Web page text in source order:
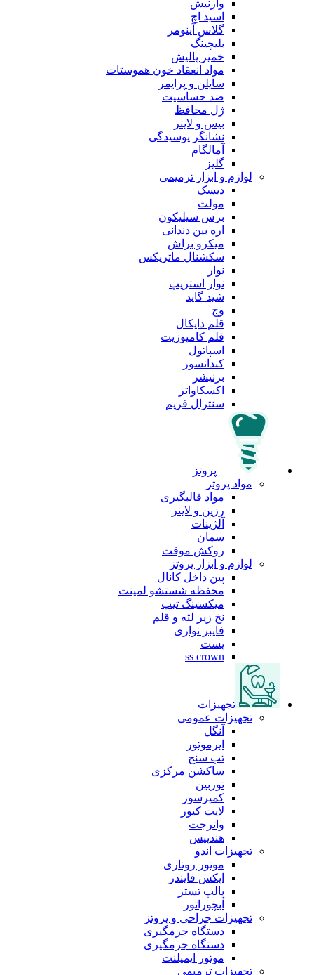
وارنیش
اسید اچ
گلاس آینومر
بلیچینگ
خمیر پالیش
مواد انعقاد خون هموستات
سایلن و پرایمر
ضد حساسیت
ژل محافظ
بیس و لاینر
نشانگر پوسیدگی
آمالگام
گلیز
لوازم و ابزار ترمیمی
دیسک
مولت
برس سیلیکون
اره بین دندانی
میکرو براش
سکشنال ماتریکس
نوار
نوار استریپ
شید گاید
وج
قلم دایکال
قلم کامپوزیت
اسپاتول
کندانسور
برنیشر
اکسکاواتر
سنترال فریم
پروتز
مواد پروتز
مواد قالبگیری
رزین و لاینر
آلژینات
سمان
روکش موقت
لوازم و ابزار پروتز
پین داخل کانال
محفظه شستشو لمینت
میکسینگ تیپ
نخ زیر لثه و قلم
فایبر نواری
پست
ss crown
تجهیزات
تجهیزات عمومی
آنگل
ایرموتور
تب سنج
ساکشن مرکزی
توربین
کمپرسور
لایت کیور
واترجت
هندپیس
تجهیزات اندو
موتور روتاری
اپکس فایندر
پالپ تستر
آبچوراتور
تجهیزات جراحی و پروتز
دستگاه جرمگیری
دستگاه جرمگیری
موتور ایمپلنت
تجهیزات ترمیمی